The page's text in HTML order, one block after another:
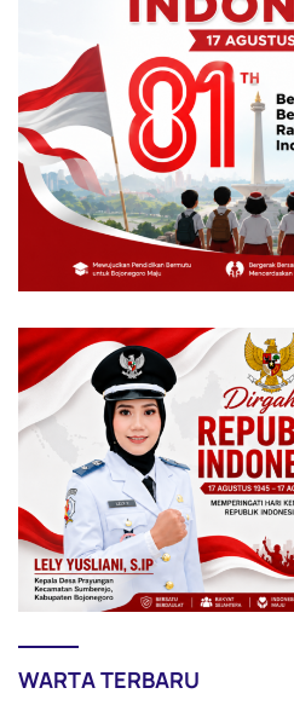
WARTA TERBARU